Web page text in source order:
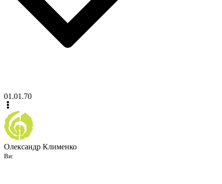
01.01.70
Олександр Клименко
Ви: